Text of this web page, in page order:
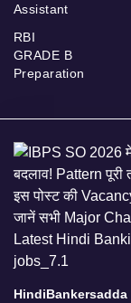
Assistant
RBI
GRADE B
Preparation
HindiBankersadda